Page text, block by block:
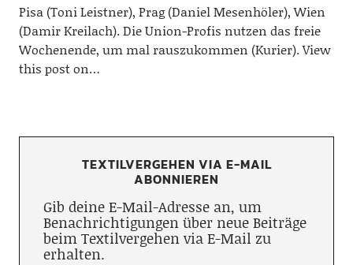
Pisa (Toni Leistner), Prag (Daniel Mesenhöler), Wien
(Damir Kreilach). Die Union-Profis nutzen das freie
Wochenende, um mal rauszukommen (Kurier). View
this post on…
TEXTILVERGEHEN VIA E-MAIL
ABONNIEREN
Gib deine E-Mail-Adresse an, um
Benachrichtigungen über neue Beiträge
beim Textilvergehen via E-Mail zu
erhalten.